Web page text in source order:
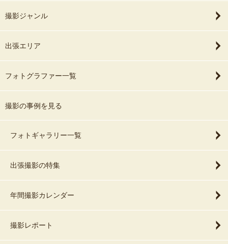
撮影ジャンル
出張エリア
フォトグラファー一覧
撮影の事例を見る
フォトギャラリー一覧
出張撮影の特集
年間撮影カレンダー
撮影レポート